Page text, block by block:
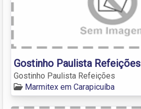
Gostinho Paulista Refeições
Gostinho Paulista Refeições
Marmitex em Carapicuíba